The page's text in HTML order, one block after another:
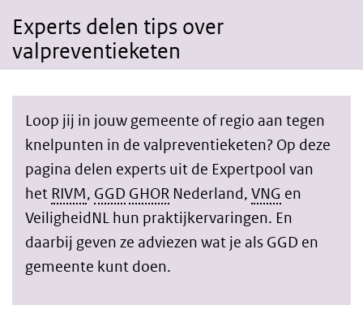
Experts delen tips over
valpreventieketen
Loop jij in jouw gemeente of regio aan tegen
knelpunten in de valpreventieketen? Op deze
pagina delen experts uit de Expertpool van
het RIVM, GGD GHOR Nederland, VNG en
VeiligheidNL hun praktijkervaringen. En
daarbij geven ze adviezen wat je als GGD en
gemeente kunt doen.